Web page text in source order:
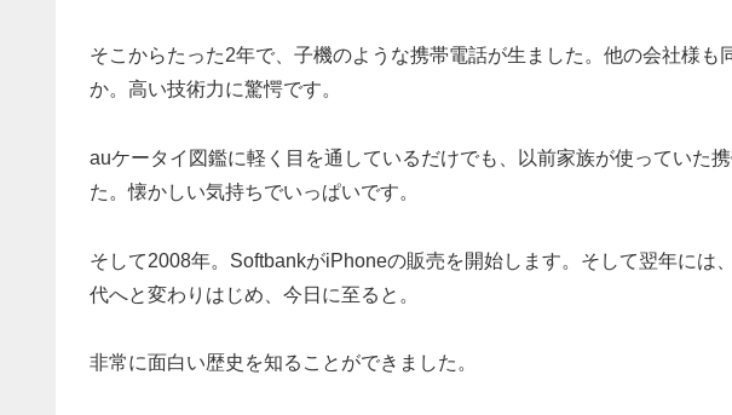
そこからたった2年で、子機のような携帯電話が生ました。他の会社様も
か。高い技術力に驚愕です。
auケータイ図鑑に軽く目を通しているだけでも、以前家族が使っていた
た。懐かしい気持ちでいっぱいです。
そして2008年。SoftbankがiPhoneの販売を開始します。そして翌年には
代へと変わりはじめ、今日に至ると。
非常に面白い歴史を知ることができました。